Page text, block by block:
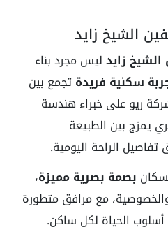
الشيخ زايد
زايدليس مجرد بناء
سكنية فريدةتجمع بين
ريو على خبراء هندسة
يمزج بين الطبيعة
تفاصيل الراحة اليومية.
بصمة بصرية مميزة،
مع مرافق متطورة
الحياة لكل ساكن.